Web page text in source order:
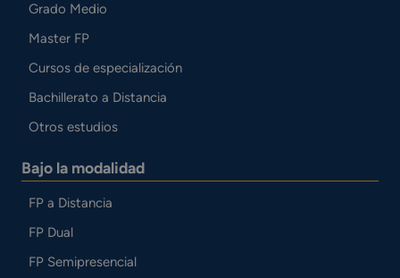
Grado Medio
Master FP
Cursos de especialización
Bachillerato a Distancia
Otros estudios
Bajo la modalidad
FP a Distancia
FP Dual
FP Semipresencial